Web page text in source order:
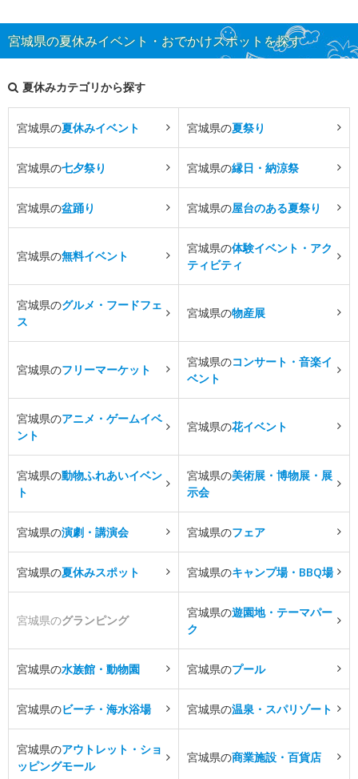
宮城県の夏休みイベント・おでかけスポットを探す
夏休みカテゴリから探す
宮城県の夏休みイベント 宮城県の夏祭り
宮城県の七夕祭り 宮城県の縁日・納涼祭
宮城県の盆踊り 宮城県の屋台のある夏祭り
宮城県の無料イベント
宮城県の体験イベント・アク
ティビティ
宮城県のグルメ・フードフェ
ス
宮城県の物産展
宮城県のフリーマーケット
宮城県のコンサート・音楽イ
ベント
宮城県のアニメ・ゲームイベ
ント
宮城県の花イベント
宮城県の動物ふれあいイベン
ト
宮城県の美術展・博物展・展
示会
宮城県の演劇・講演会 宮城県のフェア
宮城県の夏休みスポット 宮城県のキャンプ場・BBQ場
宮城県のグランピング
宮城県の遊園地・テーマパー
ク
宮城県の水族館・動物園 宮城県のプール
宮城県のビーチ・海水浴場 宮城県の温泉・スパリゾート
宮城県のアウトレット・ショ
ッピングモール
宮城県の商業施設・百貨店